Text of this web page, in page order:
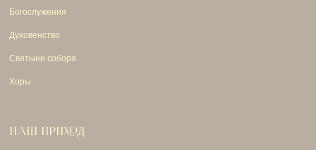
Богослужения
Духовенство
Святыни собора
Хоры
НАШ ПРИХОД